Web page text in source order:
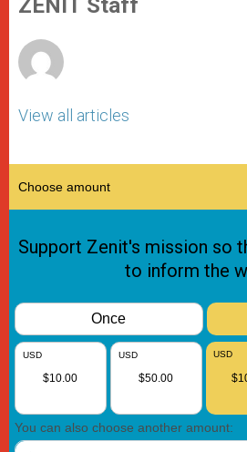
p e k
ZENIT Staff
View all articles